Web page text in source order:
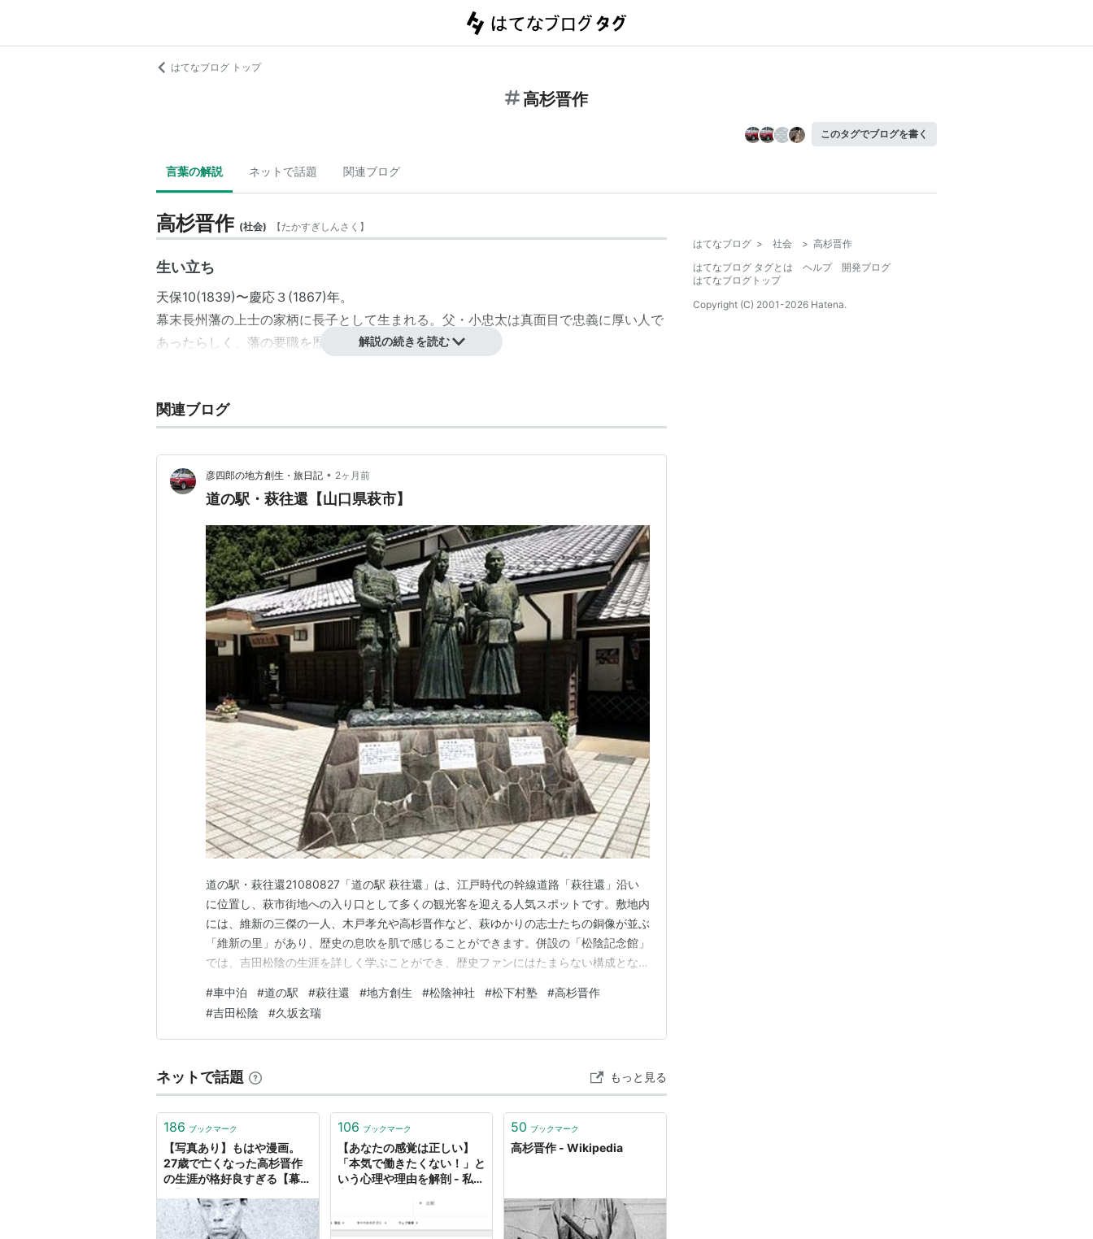
はてなブログ トップ
高杉晋作
このタグでブログを書く
言葉の解説 ネットで話題 関連ブログ
高杉晋作 (社会) 【たかすぎしんさく 】
生い立ち
天保10(1839)〜慶応３(1867)年。
幕末長州藩の上士の家柄に長子として生まれる。父・小忠太は真面目で忠義に厚い人で
あったらしく、藩の要職を歴任している。
学問は小学部から藩校・明倫館に学び、大学部時代には居寮生となったりもしている。
高杉の学業成績については、文学作品や歴史読み物を見る限り、意見がまっぷたつに分
かれる。ライバル・久坂玄瑞と首席の座を争っており、藩主、あるいは世子に御前講義
を行なったほど優秀であったとする説。そして、頭は良いのに学業成績はいまひとつ、
という説である。
黒船来航の頃*1には父に同行して江戸へ行き、危機意識を持ったようである。
松下村塾
安政４(1857)年の終わり頃から、吉田松陰の松下村塾に入門。しかし松陰を危険視して
いた父により、塾への出入りを禁じられ、夜間、密かに塾へ通ったという。
師・松陰は高杉を“有識の人”と見込むも、あまり学問を好まず、独善的な解釈をする悪
癖を矯正するために、ライバルの久坂を持ち上げて、高杉の競争心を煽ったと言われ
る。この頃から書物を読み漁り、学問にも真剣に取り組むようになったようだ。
もともと才覚のあった高杉はやがて、松下村塾の【四天王】*2とも、久坂と【双璧】と
も称されるようになる。
だが、安政の大獄が始まり、松陰の思想や言動が狂気を帯び始めると、身分の高い彼は
しがらみも多く、親思いでもあったため、他の塾生たちのようには師についていくこと
ができなくなった*3。
とはいえ、師を思う気持ちをなくしたわけではなく、松陰が野山獄に囚われた際には、
江戸から頻繁に文を書き送ったり、牢番に賄賂を贈ったりしていた。
上海視察と志士への転身
幕府の公使としてヨーロッパ視察を望んでいた高杉であったが、それは叶わなかった。
代わりに、上海への幕府の視察団には長州藩代表として加わった。
上海で列強の食い物にされている清の惨状を目の当たりにした高杉は、たとえ親不孝を
久坂玄瑞、伊藤俊輔
しかし翌年、突如として藩に10年の休暇願いを出し、出家・隠棲して“東行”と号した。
この行動は、周囲にますますエキセントリックな印象を与えたらしい。
奇兵隊
高杉が隠棲して半年も経たぬ内に、藩は再び彼を呼び戻す。長州藩は朝廷が幕府に出し
た攘夷督促を実行したため、高杉の才を必要としたのであった。
彼は武士だけで構成される正規軍に対し、下級武士や農民など、身分によらず能力とや
解説の続きを読む
関連ブログ
彦四郎の地方創生・旅日記 • 2ヶ月前
道の駅・萩往還【山口県萩市】
道の駅・萩往還21080827「道の駅 萩往還」は、江戸時代の幹線道路「萩往還」沿い
に位置し、萩市街地への入り口として多くの観光客を迎える人気スポットです。敷地内
には、維新の三傑の一人、木戸孝允や高杉晋作など、萩ゆかりの志士たちの銅像が並ぶ
「維新の里」があり、歴史の息吹を肌で感じることができます。併設の「松陰記念館」
では、吉田松陰の生涯を詳しく学ぶことができ、歴史ファンにはたまらない構成となっ
9889【Official site】 道の駅萩往還道の駅萩往還（みちのえき はぎおうかん）は、山
口県萩…
#車中泊 #道の駅 #萩往還 #地方創生 #松陰神社 #松下村塾 #高杉晋作
#吉田松陰 #久坂玄瑞
ネットで話題 もっと見る
186 ブックマーク
【写真あり】もはや漫画。
27歳で亡くなった高杉晋作
の生涯が格好良すぎる【幕
106 ブックマーク
【あなたの感覚は正しい】
「本気で働きたくない！」と
いう心理や理由を解剖 - 私は
50 ブックマーク
高杉晋作 - Wikipedia
はてなブログ > 社会 > 高杉晋作
はてなブログ タグとは
ヘルプ
開発ブログ
はてなブログトップ
Copyright (C) 2001-2026 Hatena.